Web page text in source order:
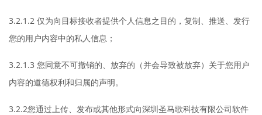
3.2.1.2 仅为向目标接收者提供个人信息之目的，复制、推送、发行
您的用户内容中的私人信息；
3.2.1.3 您同意不可撤销的、放弃的（并会导致被放弃）关于您用户
内容的道德权利和归属的声明。
3.2.2您通过上传、发布或其他形式向深圳圣马歌科技有限公司软件